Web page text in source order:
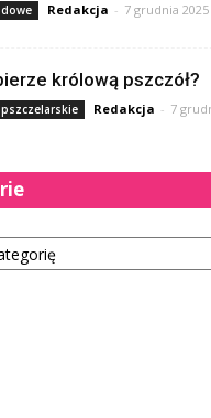
Redakcja - 7 grudnia 2025
królową pszczół?
Redakcja - 7